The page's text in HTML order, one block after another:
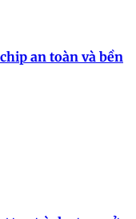
an toàn và bền